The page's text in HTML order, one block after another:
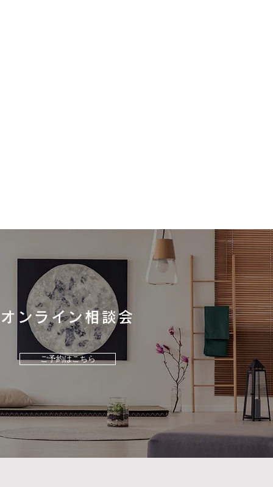
つながりを感じる、ア
口のある平屋｜熊本建
オンライン相談会
ご予約はこちら